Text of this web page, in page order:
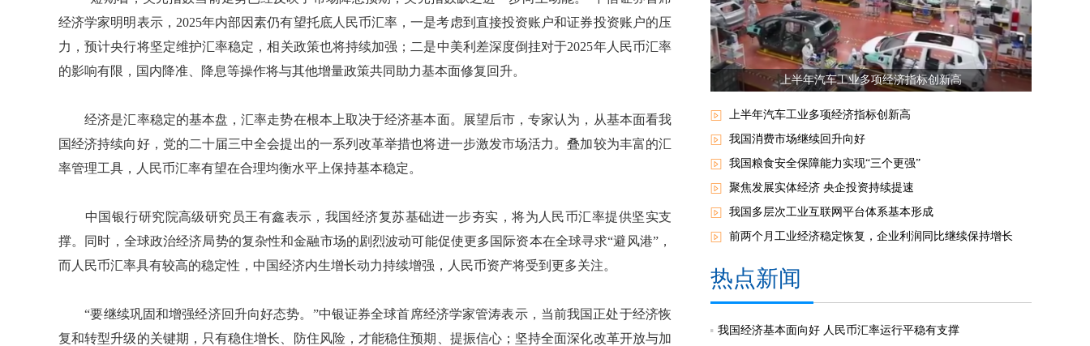
经济学家明明表示，2025年内部因素仍有望托底人民币汇率，一是考虑到直接投资账户和证券投资账户的压
力，预计央行将坚定维护汇率稳定，相关政策也将持续加强；二是中美利差深度倒挂对于2025年人民币汇率
的影响有限，国内降准、降息等操作将与其他增量政策共同助力基本面修复回升。
经济是汇率稳定的基本盘，汇率走势在根本上取决于经济基本面。展望后市，专家认为，从基本面看我
国经济持续向好，党的二十届三中全会提出的一系列改革举措也将进一步激发市场活力。叠加较为丰富的汇
率管理工具，人民币汇率有望在合理均衡水平上保持基本稳定。
中国银行研究院高级研究员王有鑫表示，我国经济复苏基础进一步夯实，将为人民币汇率提供坚实支
撑。同时，全球政治经济局势的复杂性和金融市场的剧烈波动可能促使更多国际资本在全球寻求“避风港”，
而人民币汇率具有较高的稳定性，中国经济内生增长动力持续增强，人民币资产将受到更多关注。
“要继续巩固和增强经济回升向好态势。”中银证券全球首席经济学家管涛表示，当前我国正处于经济恢
复和转型升级的关键期，只有稳住增长、防住风险，才能稳住预期、提振信心；坚持全面深化改革开放与加
上半年汽车工业多项经济指标创新高
上半年汽车工业多项经济指标创新高
我国消费市场继续回升向好
我国粮食安全保障能力实现“三个更强”
聚焦发展实体经济 央企投资持续提速
我国多层次工业互联网平台体系基本形成
前两个月工业经济稳定恢复，企业利润同比继续保持增长
热点新闻
我国经济基本面向好 人民币汇率运行平稳有支撑